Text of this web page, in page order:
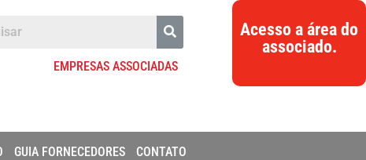
EMPRESAS ASSOCIADAS
Acesso a área do
associado.
GUIA FORNECEDORES CONTATO